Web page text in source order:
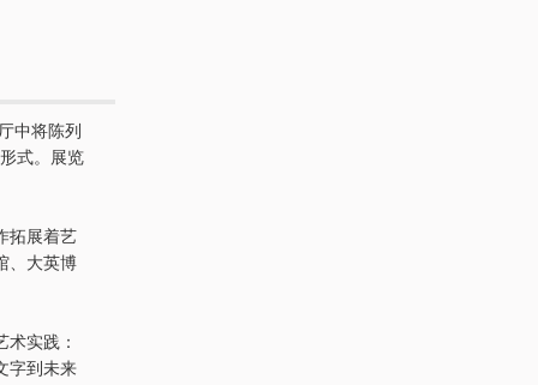
中将陈列
式。展览
拓展着艺
、大英博
实践：
字到未来